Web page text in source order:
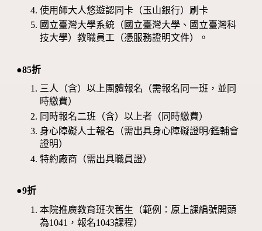
使用師大人悠遊認同卡（玉山銀行）刷卡
國立臺灣大學系統（國立臺灣大學、國立臺灣科
技大學）教職員工（憑服務證明文件）。
●85折
三人（含）以上團體報名（需報名同一班，並同
時繳費）
同時報名二班（含）以上者（同時繳費）
身心障礙人士報名（需出具身心障礙證明/鑑輔會
證明）
特約廠商（需出具職員證）
●9折
本院推廣教育班次舊生（範例：原上課編號開頭
為1041，報名1043課程）